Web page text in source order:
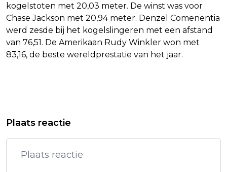
kogelstoten met 20,03 meter. De winst was voor
Chase Jackson met 20,94 meter. Denzel Comenentia
werd zesde bij het kogelslingeren met een afstand
van 76,51. De Amerikaan Rudy Winkler won met
83,16, de beste wereldprestatie van het jaar.
VOOR KROATISCHE BAND THOMPSON
REAL MADRID NA HECTISCHE
BLESSURETIJD NAAR HALVE FINALE
WK
Plaats reactie